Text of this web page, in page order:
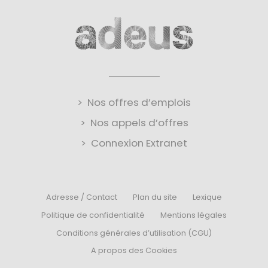
Nos offres d’emplois
Nos appels d’offres
Connexion Extranet
Adresse / Contact Plan du site
Lexique
Politique de confidentialité
Mentions légales
Conditions générales d’utilisation (CGU)
A propos des Cookies